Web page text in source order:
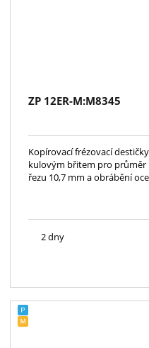
ZP 12ER-M:M8345
Kopírovací frézovací
kulovým břitem pro průměr
řezu 10,7 mm a obrábění
2 dny